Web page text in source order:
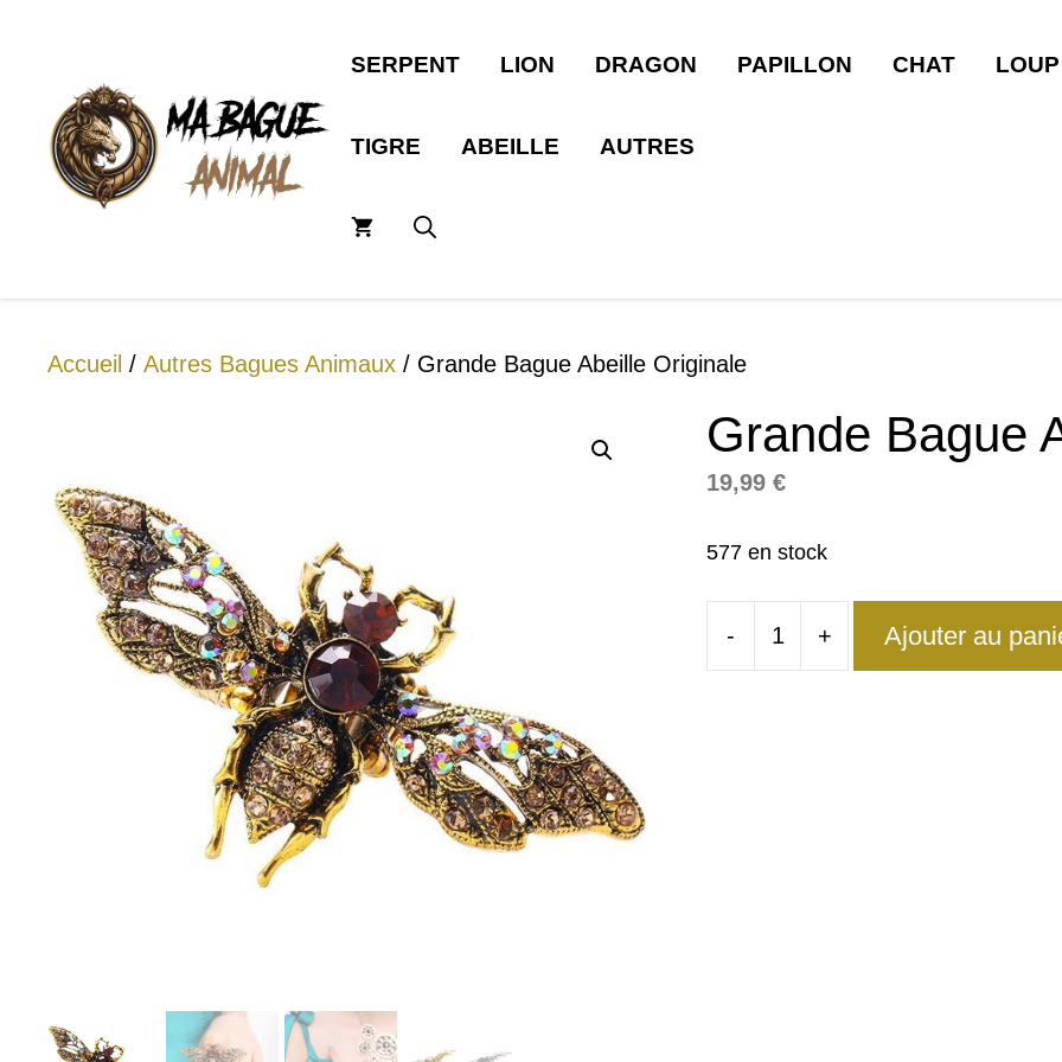
contenu
SERPENT LION DRAGON PAPILLON CHAT LOUP
TIGRE ABEILLE AUTRES
Accueil / Autres Bagues Animaux / Grande Bague Abeille Originale
Grande Bague
19,99€
577 en stock
-
quantité
+ Ajouter au